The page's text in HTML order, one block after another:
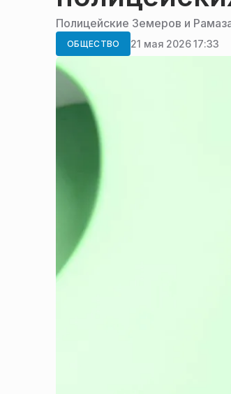
Полицейские Земеров и
ОБЩЕСТВО 21 мая 2026 17:33